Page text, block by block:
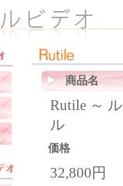
商品名
Rutile ～
ル
価格
32,800円